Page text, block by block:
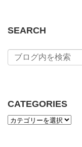
SEARCH
CATEGORIES